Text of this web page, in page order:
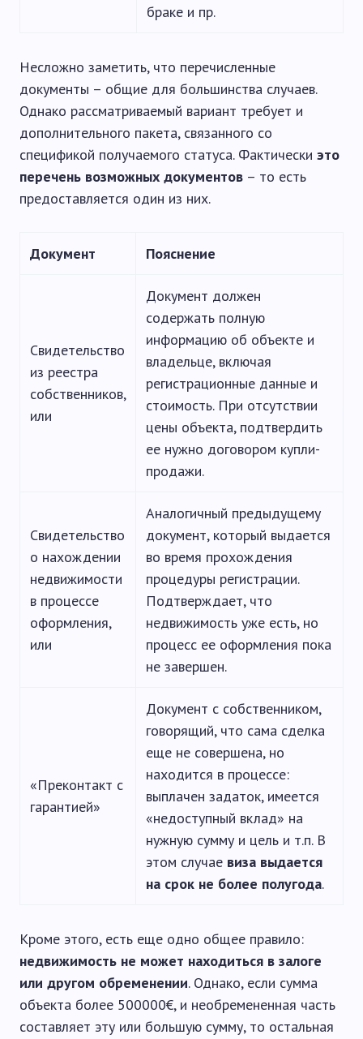
браке и пр.
Несложно заметить, что перечисленные
документы – общие для большинства случаев.
Однако рассматриваемый вариант требует и
дополнительного пакета, связанного со
спецификой получаемого статуса. Фактически это
перечень возможных документов – то есть
предоставляется один из них.
Документ Пояснение
Свидетельство
из реестра
собственников,
или
Документ должен
содержать полную
информацию об объекте и
владельце, включая
регистрационные данные и
стоимость. При отсутствии
цены объекта, подтвердить
ее нужно договором купли-
продажи.
Свидетельство
о нахождении
недвижимости
в процессе
оформления,
или
Аналогичный предыдущему
документ, который выдается
во время прохождения
процедуры регистрации.
Подтверждает, что
недвижимость уже есть, но
процесс ее оформления пока
не завершен.
«Преконтакт с
гарантией»
Документ с собственником,
говорящий, что сама сделка
еще не совершена, но
находится в процессе:
выплачен задаток, имеется
«недоступный вклад» на
нужную сумму и цель и т.п. В
этом случае виза выдается
на срок не более полугода.
Кроме этого, есть еще одно общее правило:
недвижимость не может находиться в залоге
или другом обременении. Однако, если сумма
объекта более 500000€, и необремененная часть
составляет эту или большую сумму, то остальная